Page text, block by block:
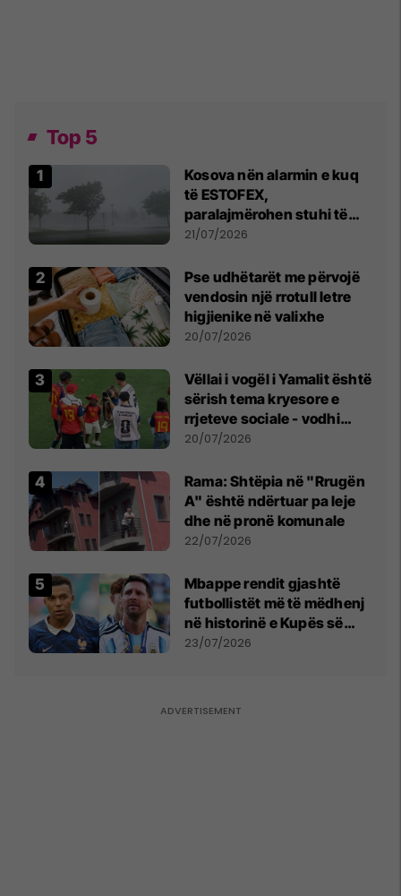
Top 5
Kosova nën alarmin e kuq
të ESTOFEX,
paralajmërohen stuhi të
fuqishme me breshër dhe
21/07/2026
Pse udhëtarët me përvojë
vendosin një rrotull letre
higjienike në valixhe
20/07/2026
Vëllai i vogël i Yamalit është
sërish tema kryesore e
rrjeteve sociale - vodhi
vëmendjen pas finales së
20/07/2026
Rama: Shtëpia në "Rrugën
A" është ndërtuar pa leje
dhe në pronë komunale
22/07/2026
Mbappe rendit gjashtë
futbollistët më të mëdhenj
në historinë e Kupës së
Botës, Messi mbetet i dyti
23/07/2026